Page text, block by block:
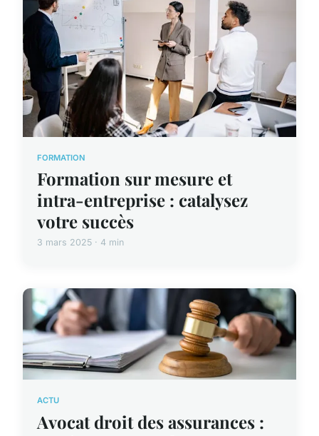
FORMATION
Formation sur mesure et
intra-entreprise : catalysez
votre succès
3 mars 2025 · 4 min
ACTU
Avocat droit des assurances :